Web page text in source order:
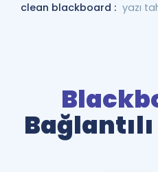
clean blackboard : yazı